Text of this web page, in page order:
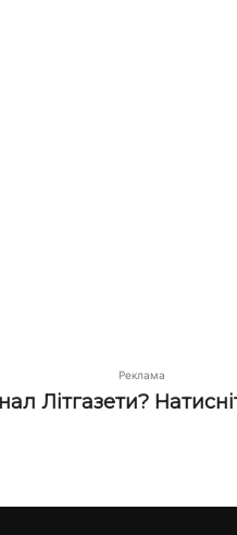
Реклама
Літгазети?